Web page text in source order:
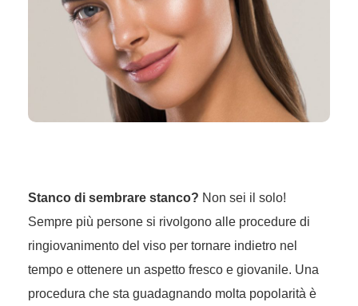
Stanco di sembrare stanco? Non sei il solo!
Sempre più persone si rivolgono alle procedure di
ringiovanimento del viso per tornare indietro nel
tempo e ottenere un aspetto fresco e giovanile. Una
procedura che sta guadagnando molta popolarità è